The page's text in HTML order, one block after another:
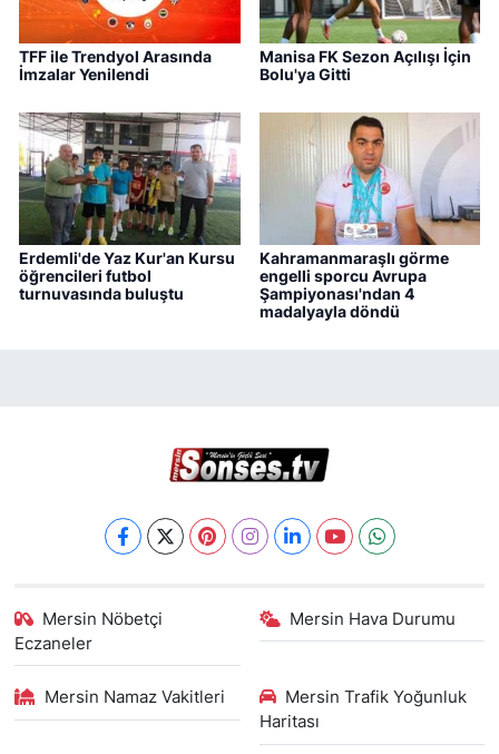
TFF ile Trendyol Arasında
İmzalar Yenilendi
Manisa FK Sezon Açılışı İçin
Bolu'ya Gitti
Erdemli'de Yaz Kur'an Kursu
öğrencileri futbol
turnuvasında buluştu
Kahramanmaraşlı görme
engelli sporcu Avrupa
Şampiyonası'ndan 4
madalyayla döndü
Mersin Nöbetçi
Eczaneler
Mersin Hava Durumu
Mersin Namaz Vakitleri
Mersin Trafik Yoğunluk
Haritası